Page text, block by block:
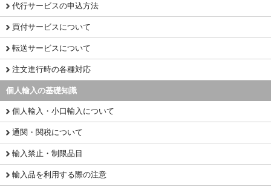
代行サービスの申込方法
買付サービスについて
転送サービスについて
注文進行時の各種対応
個人輸入の基礎知識
個人輸入・小口輸入について
通関・関税について
輸入禁止・制限品目
輸入品を利用する際の注意